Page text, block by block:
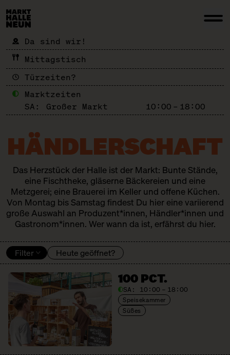
Da sind wir!
Mittagstisch
Türzeiten?
Marktzeiten
SA:
Großer Markt 10:00 – 18:00
HÄNDLER­SCHAFT
Das Herzstück der Halle ist der Markt: Bunte Stände,
eine Fischtheke, gläserne Bäckereien und eine
Metzgerei; eine Brauerei im Keller und offene Küchen.
Von Montag bis Samstag findest Du hier eine variierend
große Auswahl an Produzent*innen, Händler*innen und
Gastronom*innen. Wer wann da ist, erfährst du hier.
Filter Heute geöffnet?
100 PCT.
SA: 10:00 – 18:00
Speisekammer
Süßes